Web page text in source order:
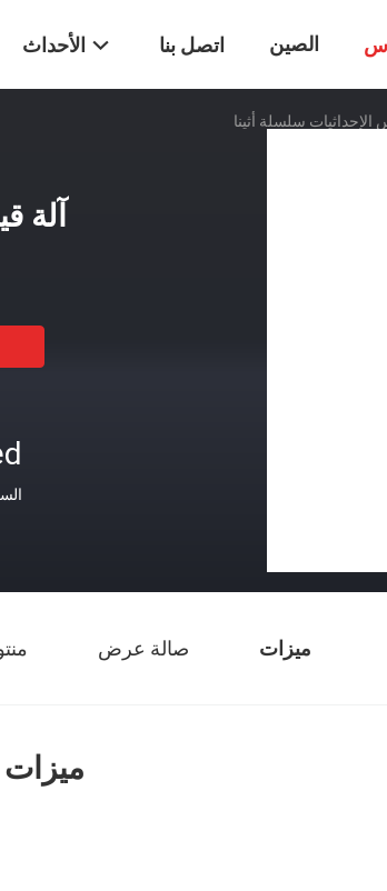
الأحداث اتصل بنا الصين
الإحداثيات سلسلة أثينا
آلة
ميزات صالة عرض
ميزات